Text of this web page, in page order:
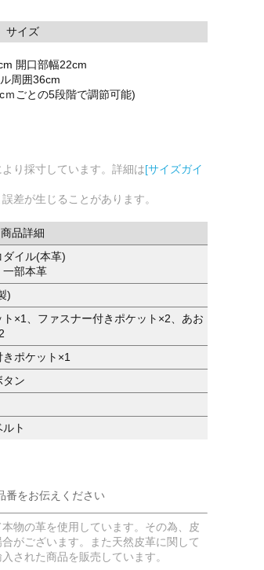
サイズ
開口部幅22cm
周囲36cm
ごとの5段階で調節可能)
り採寸しています。詳細は[サイズガイ
差が生じることがあります。
商品詳細
イル(本革)
一部本革
)
ト×1、ファスナー付きポケット×2、あお
ポケット×1
タン
ト
番をお伝えください
物の革を使用しています。その為、皮
がございます。また天然皮革に関して
された商品を販売しています。